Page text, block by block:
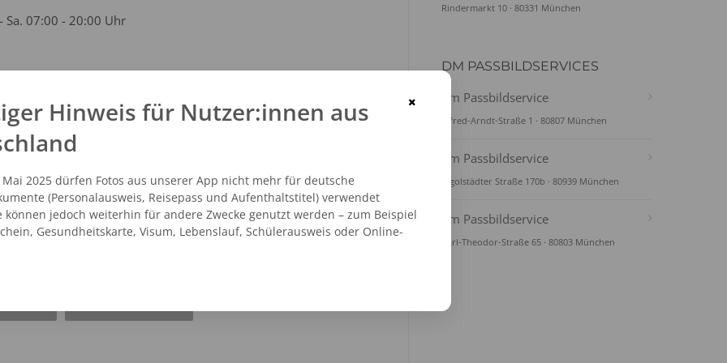
Sa. 07:00 - 20:00 Uhr
Rindermarkt 10 · 80331 München
DM PASSBILDSERVICES
dm Passbildservice
Alfred-Arndt-Straße 1 · 80807 München
dm Passbildservice
Ingolstädter Straße 170b · 80939 München
dm Passbildservice
Karl-Theodor-Straße 65 · 80803 München
×
Hinweis für Nutzer:innen aus
Mai 2025 dürfen Fotos aus unserer App nicht mehr für deutsche
(Personalausweis, Reisepass und Aufenthaltstitel) verwendet
können jedoch weiterhin für andere Zwecke genutzt werden – zum Beispiel
Gesundheitskarte, Visum, Lebenslauf, Schülerausweis oder Online-